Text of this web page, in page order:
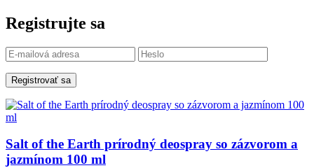
Registrujte sa
Registrovať sa
Salt of the Earth prírodný deospray so zázvorom a
jazmínom 100 ml